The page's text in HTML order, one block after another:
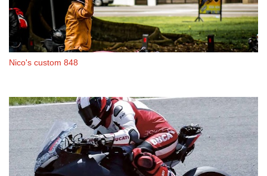
Nico's custom 848